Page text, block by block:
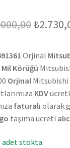
Orijinal
₺
Orjinal
Körüğü
Orjinal Mitsubishi
KDV
faturalı olarak
taşıma ücreti
adet stokta